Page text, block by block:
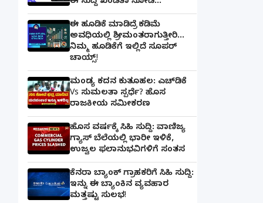
ಈ ಸುದ್ದಿ ಖಂಡಿತಾ ನೋಡಿ...
ಈ ಹೂಡಿಕೆ ಮಾಡಿದ್ರೆ ಕಡಿಮೆ
ಅವಧಿಯಲ್ಲಿ ಶ್ರೀಮಂತರಾಗುತ್ತೀರಿ...
ನಿಮ್ಮ ಹೂಡಿಕೆಗೆ ಇಲ್ಲಿದೆ ಸೂಪರ್
ಚಾಯ್ಸ್‌!
ಮಂಡ್ಯ ಕದನ ಕುತೂಹಲ: ಎಚ್‌ಡಿಕೆ
Vs ಸುಮಲತಾ ಸ್ಪರ್ಧೆ? ಹೊಸ
ರಾಜಕೀಯ ಸಮೀಕರಣ
ಹೊಸ ವರ್ಷಕ್ಕೆ ಸಿಹಿ ಸುದ್ದಿ: ವಾಣಿಜ್ಯ
ಗ್ಯಾಸ್‌ ಬೆಲೆಯಲ್ಲಿ ಭಾರೀ ಇಳಿಕೆ,
ಉಜ್ವಲ ಫಲಾನುಭವಿಗಳಿಗೆ ಸಂತಸ
ಕೆನರಾ ಬ್ಯಾಂಕ್‌ ಗ್ರಾಹಕರಿಗೆ ಸಿಹಿ ಸುದ್ದಿ:
ಇನ್ನು ಈ ಬ್ಯಾಂಕಿನ ವ್ಯವಹಾರ
ಮತ್ತಷ್ಟು ಸುಲಭ!